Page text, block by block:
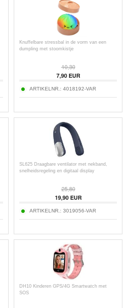
Knuffelbare stressbal in de vorm van een
dumpling met stoomkistje
10,30
7,90EUR
ARTIKELNR.: 4018192-VAR
SL625 Draagbare ventilator met nekband,
snelheidsregeling en digitaal display
25,80
19,90EUR
ARTIKELNR.: 3019056-VAR
DH10 Kinderen GPS/4G Smartwatch met
SOS